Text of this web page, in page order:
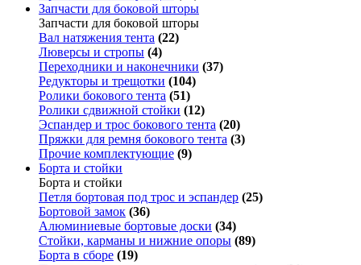
Запчасти для боковой шторы
Запчасти для боковой шторы
Вал натяжения тента (22)
Люверсы и стропы (4)
Переходники и наконечники (37)
Редукторы и трещотки (104)
Ролики бокового тента (51)
Ролики сдвижной стойки (12)
Эспандер и трос бокового тента (20)
Пряжки для ремня бокового тента (3)
Прочие комплектующие (9)
Борта и стойки
Борта и стойки
Петля бортовая под трос и эспандер (25)
Бортовой замок (36)
Алюминиевые бортовые доски (34)
Стойки, карманы и нижние опоры (89)
Борта в сборе (19)